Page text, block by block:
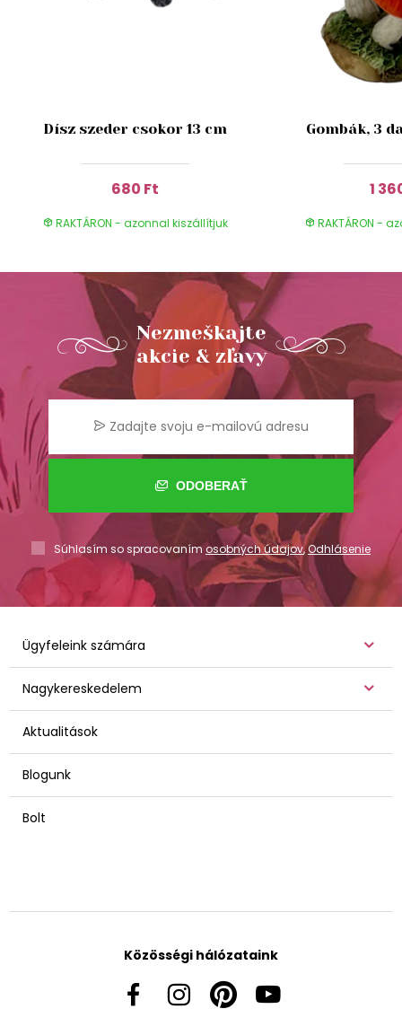
Dísz szeder csokor 13 cm
680 Ft
RAKTÁRON - azonnal kiszállítjuk
Gombák, 3
1
RAKTÁRON -
Nezmeškajte
akcie & zľavy
ODOBERAŤ
Súhlasím so spracovaním osobných údajov,Odhlásenie
Ügyfeleink számára
Nagykereskedelem
Aktualitások
Blogunk
Bolt
Közösségi hálózataink